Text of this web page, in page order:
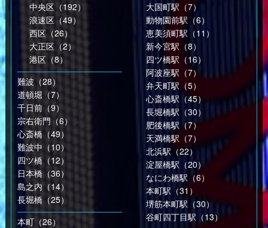
中央区（192）
浪速区（49）
西区（26）
大正区（2）
港区（8）
難波（28）
道頓堀（7）
千日前（9）
宗右衛門（6）
心斎橋（49）
難波中（10）
四ツ橋（12）
日本橋（36）
島之内（14）
長堀橋（25）
本町（26）
大国町駅（7）
動物園前駅（6）
恵美須町駅（11）
新今宮駅（8）
四ツ橋駅（16）
阿波座駅（7）
弁天町駅（5）
心斎橋駅（45）
長堀橋駅（30）
肥後橋駅（7）
天満橋駅（7）
北浜駅（22）
淀屋橋駅（20）
なにわ橋駅（6）
本町駅（31）
堺筋本町駅（30）
谷町四丁目駅（13）